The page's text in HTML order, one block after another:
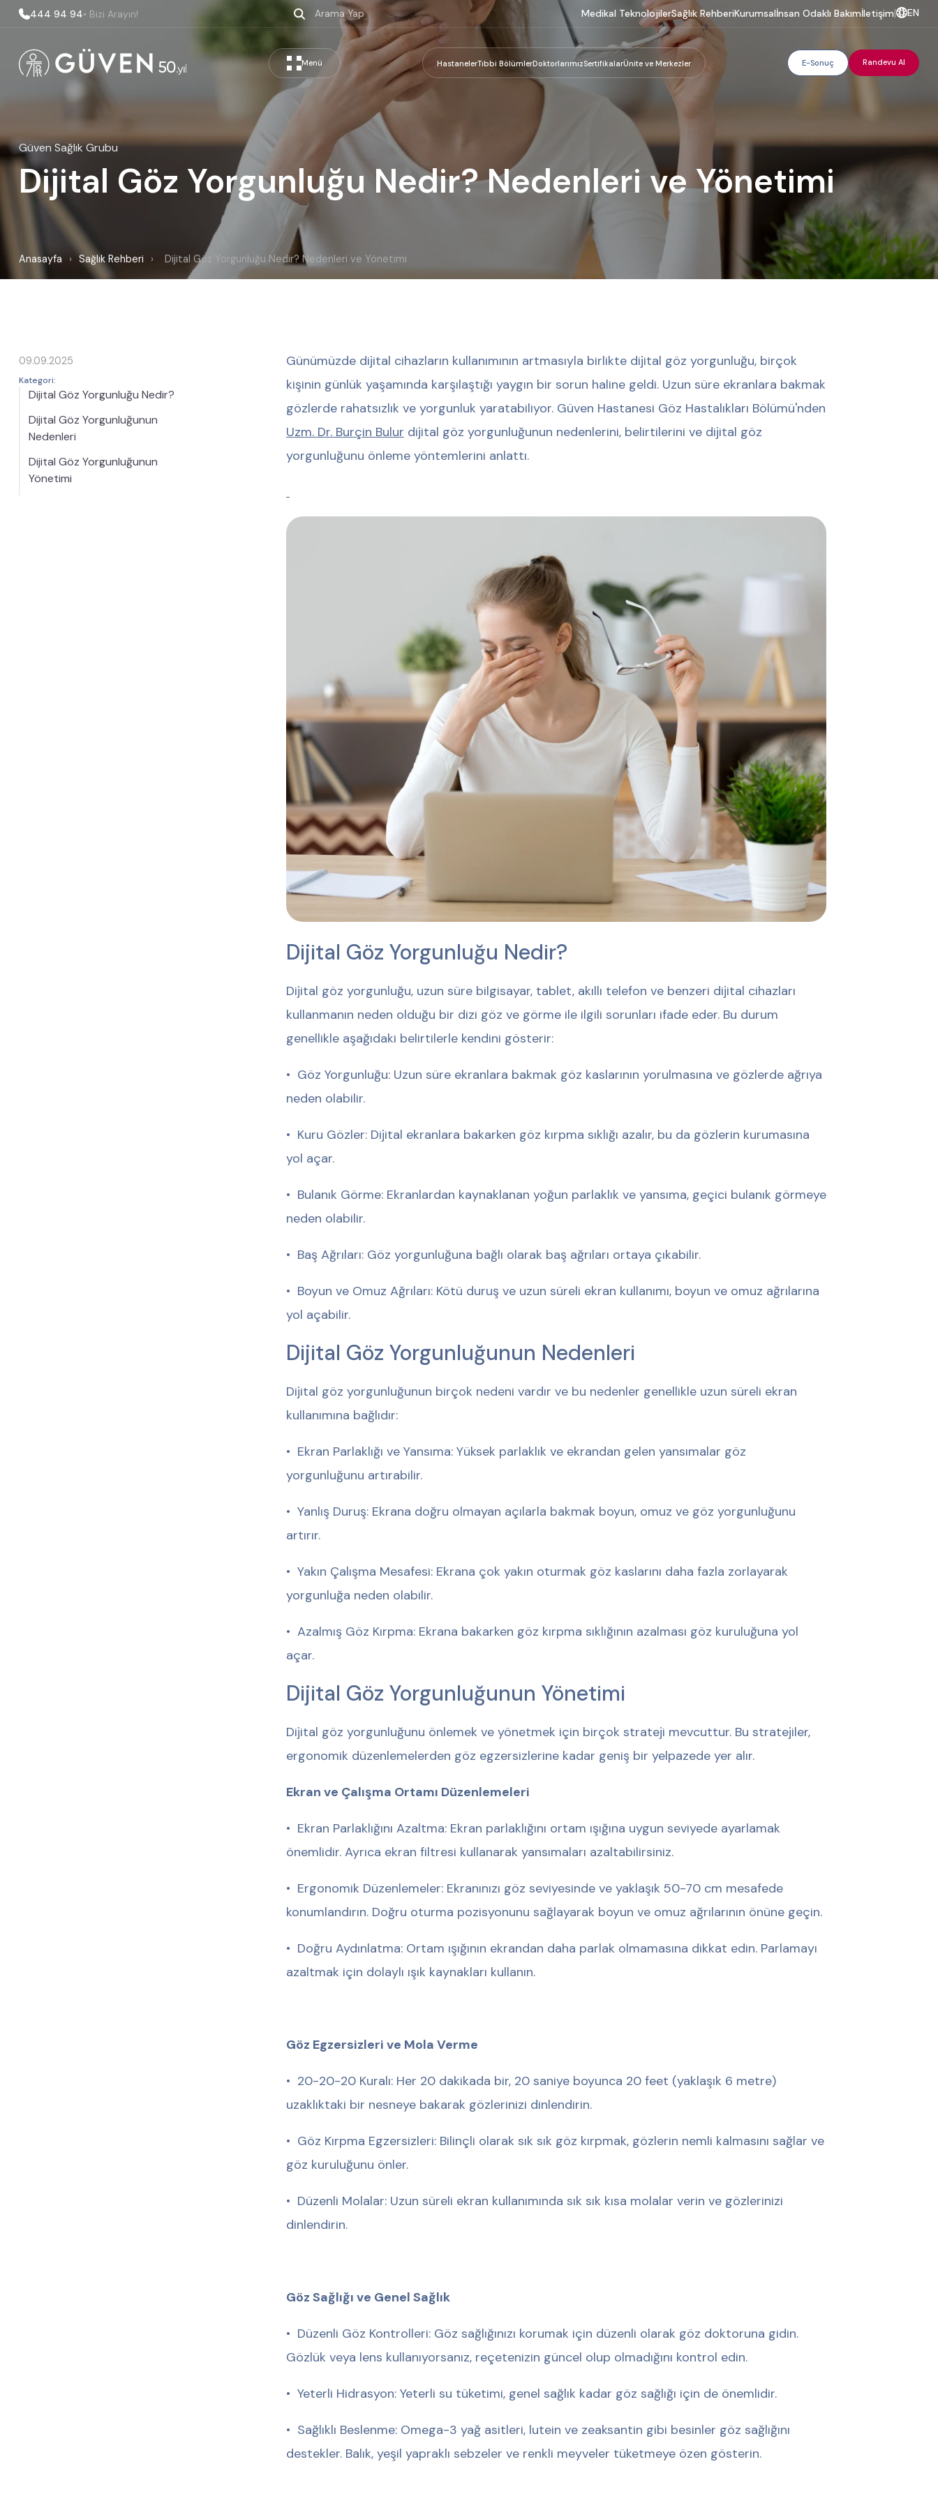
444 94 94• Bizi Arayın! Medikal TeknolojilerSağlık RehberiKurumsalİnsan Odaklı Bakımİletişim| EN
Menü HastanelerTıbbi BölümlerDoktorlarımızSertifikalarÜnite ve Merkezler E-Sonuç Randevu Al
Güven Sağlık Grubu
Dijital Göz Yorgunluğu Nedir? Nedenleri ve Yönetimi
Anasayfa › Sağlık Rehberi › Dijital Göz Yorgunluğu Nedir? Nedenleri ve Yönetimi
09.09.2025
Kategori:
Dijital Göz Yorgunluğu Nedir?
Dijital Göz Yorgunluğunun
Nedenleri
Dijital Göz Yorgunluğunun
Yönetimi
Günümüzde dijital cihazların kullanımının artmasıyla birlikte dijital göz yorgunluğu, birçok
kişinin günlük yaşamında karşılaştığı yaygın bir sorun haline geldi. Uzun süre ekranlara bakmak
gözlerde rahatsızlık ve yorgunluk yaratabiliyor. Güven Hastanesi Göz Hastalıkları Bölümü'nden
Uzm. Dr. Burçin Bulur dijital göz yorgunluğunun nedenlerini, belirtilerini ve dijital göz
yorgunluğunu önleme yöntemlerini anlattı.
Dijital Göz Yorgunluğu Nedir?
Dijital göz yorgunluğu, uzun süre bilgisayar, tablet, akıllı telefon ve benzeri dijital cihazları
kullanmanın neden olduğu bir dizi göz ve görme ile ilgili sorunları ifade eder. Bu durum
genellikle aşağıdaki belirtilerle kendini gösterir:
•⁠ ⁠Göz Yorgunluğu: Uzun süre ekranlara bakmak göz kaslarının yorulmasına ve gözlerde ağrıya
neden olabilir.
•⁠ ⁠Kuru Gözler: Dijital ekranlara bakarken göz kırpma sıklığı azalır, bu da gözlerin kurumasına
yol açar.
•⁠ ⁠Bulanık Görme: Ekranlardan kaynaklanan yoğun parlaklık ve yansıma, geçici bulanık görmeye
neden olabilir.
•⁠ ⁠Baş Ağrıları: Göz yorgunluğuna bağlı olarak baş ağrıları ortaya çıkabilir.
•⁠ ⁠Boyun ve Omuz Ağrıları: Kötü duruş ve uzun süreli ekran kullanımı, boyun ve omuz ağrılarına
yol açabilir.
Dijital Göz Yorgunluğunun Nedenleri
Dijital göz yorgunluğunun birçok nedeni vardır ve bu nedenler genellikle uzun süreli ekran
kullanımına bağlıdır:
•⁠ ⁠Ekran Parlaklığı ve Yansıma: Yüksek parlaklık ve ekrandan gelen yansımalar göz
yorgunluğunu artırabilir.
•⁠ ⁠Yanlış Duruş: Ekrana doğru olmayan açılarla bakmak boyun, omuz ve göz yorgunluğunu
artırır.
•⁠ ⁠Yakın Çalışma Mesafesi: Ekrana çok yakın oturmak göz kaslarını daha fazla zorlayarak
yorgunluğa neden olabilir.
•⁠ ⁠Azalmış Göz Kırpma: Ekrana bakarken göz kırpma sıklığının azalması göz kuruluğuna yol
açar.
Dijital Göz Yorgunluğunun Yönetimi
Dijital göz yorgunluğunu önlemek ve yönetmek için birçok strateji mevcuttur. Bu stratejiler,
ergonomik düzenlemelerden göz egzersizlerine kadar geniş bir yelpazede yer alır.
Ekran ve Çalışma Ortamı Düzenlemeleri
•⁠ ⁠Ekran Parlaklığını Azaltma: Ekran parlaklığını ortam ışığına uygun seviyede ayarlamak
önemlidir. Ayrıca ekran filtresi kullanarak yansımaları azaltabilirsiniz.
•⁠ ⁠Ergonomik Düzenlemeler: Ekranınızı göz seviyesinde ve yaklaşık 50-70 cm mesafede
konumlandırın. Doğru oturma pozisyonunu sağlayarak boyun ve omuz ağrılarının önüne geçin.
•⁠ ⁠Doğru Aydınlatma: Ortam ışığının ekrandan daha parlak olmamasına dikkat edin. Parlamayı
azaltmak için dolaylı ışık kaynakları kullanın.
Göz Egzersizleri ve Mola Verme
•⁠ ⁠20-20-20 Kuralı: Her 20 dakikada bir, 20 saniye boyunca 20 feet (yaklaşık 6 metre)
uzaklıktaki bir nesneye bakarak gözlerinizi dinlendirin.
•⁠ ⁠Göz Kırpma Egzersizleri: Bilinçli olarak sık sık göz kırpmak, gözlerin nemli kalmasını sağlar ve
göz kuruluğunu önler.
•⁠ ⁠Düzenli Molalar: Uzun süreli ekran kullanımında sık sık kısa molalar verin ve gözlerinizi
dinlendirin.
Göz Sağlığı ve Genel Sağlık
•⁠ ⁠Düzenli Göz Kontrolleri: Göz sağlığınızı korumak için düzenli olarak göz doktoruna gidin.
Gözlük veya lens kullanıyorsanız, reçetenizin güncel olup olmadığını kontrol edin.
•⁠ ⁠Yeterli Hidrasyon: Yeterli su tüketimi, genel sağlık kadar göz sağlığı için de önemlidir.
•⁠ ⁠Sağlıklı Beslenme: Omega-3 yağ asitleri, lutein ve zeaksantin gibi besinler göz sağlığını
destekler. Balık, yeşil yapraklı sebzeler ve renkli meyveler tüketmeye özen gösterin.